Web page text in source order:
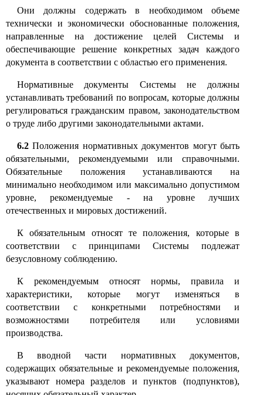
Они должны содержать в необходимом объеме
технически и экономически обоснованные положения,
направленные на достижение целей Системы и
обеспечивающие решение конкретных задач каждого
документа в соответствии с областью его применения.
Нормативные документы Системы не должны
устанавливать требований по вопросам, которые должны
регулироваться гражданским правом, законодательством
о труде либо другими законодательными актами.
6.2 Положения нормативных документов могут быть
обязательными, рекомендуемыми или справочными.
Обязательные положения устанавливаются на
минимально необходимом или максимально допустимом
уровне, рекомендуемые -на уровне лучших
отечественных и мировых достижений.
К обязательным относят те положения, которые в
соответствии с принципами Системы подлежат
безусловному соблюдению.
К рекомендуемым относят нормы, правила и
характеристики, которые могут изменяться в
соответствии с конкретными потребностями и
возможностями потребителя или условиями
производства.
В вводной части нормативных документов,
содержащих обязательные и рекомендуемые положения,
указывают номера разделов и пунктов (подпунктов),